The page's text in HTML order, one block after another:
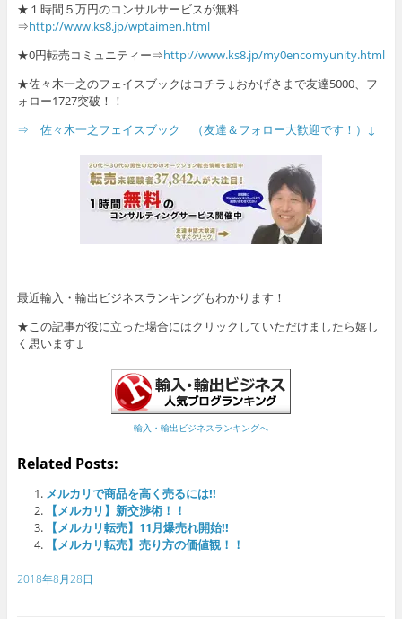
★１時間５万円のコンサルサービスが無料
⇒http://www.ks8.jp/wptaimen.html
★0円転売コミュニティー⇒http://www.ks8.jp/my0encomyunity.html
★佐々木一之のフェイスブックはコチラ↓おかげさまで友達5000、フ
ォロー1727突破！！
⇒ 佐々木一之フェイスブック （友達＆フォロー大歓迎です！）↓
最近輸入・輸出ビジネスランキングもわかります！
★この記事が役に立った場合にはクリックしていただけましたら嬉し
く思います↓
輸入・輸出ビジネスランキングへ
Related Posts:
メルカリで商品を高く売るには!!
【メルカリ】新交渉術！！
【メルカリ転売】11月爆売れ開始!!
【メルカリ転売】売り方の価値観！！
2018年8月28日